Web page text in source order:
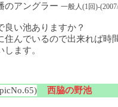
のアングラー 一般人(1回)-
良い池ありますか？
住んでいるので出来れば時
します。
西脇の野池